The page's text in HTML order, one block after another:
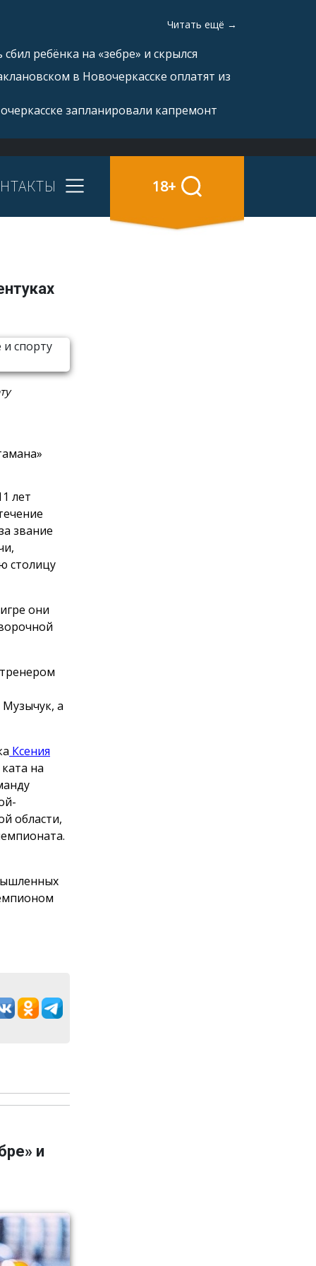
Читать ещё →
ребёнка на «зебре» и скрылся
в Новочеркасске оплатят из
запланировали капремонт
18+
лет
звание
столицу
они
а
Ксения
на
области,
и